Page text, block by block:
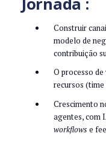
Construir
modelo de
contribuição
O processo
recursos
Crescimento
agentes, com
workflows e